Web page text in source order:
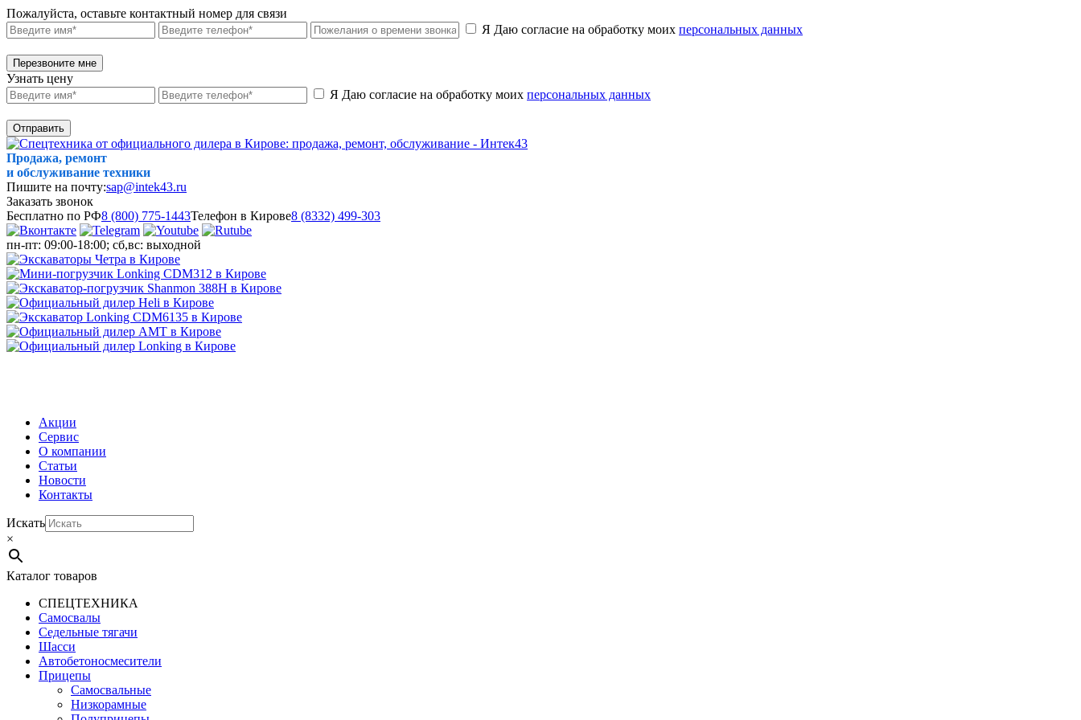
Пожалуйста, оставьте контактный номер для связи
Я Даю согласие на обработку моих персональных данных
Перезвоните мне
Узнать цену
Я Даю согласие на обработку моих персональных данных
Отправить
Продажа, ремонт
и обслуживание техники
Пишите на почту:sap@intek43.ru
Заказать звонок
Бесплатно по РФ8 (800) 775-1443Телефон в Кирове8 (8332) 499-303
пн-пт: 09:00-18:00; сб,вс: выходной
Акции
Сервис
О компании
Статьи
Новости
Контакты
Искать
×
Каталог товаров
СПЕЦТЕХНИКА
Самосвалы
Седельные тягачи
Шасси
Автобетоно­смесители
Прицепы
Самосвальные
Низкорамные